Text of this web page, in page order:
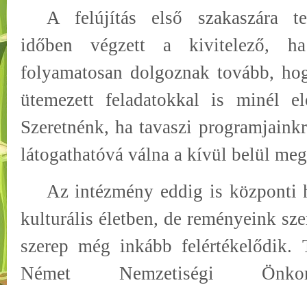
A felújítás első szakaszára
időben végzett a kivitelező,
folyamatosan dolgoznak tovább,
ütemezett feladatokkal is minél
Szeretnénk, ha tavaszi
látogathatóvá válna a kívül belül
Az intézmény eddig is
kulturális életben, de reményeink
szerep még inkább
Német Nemzetiségi